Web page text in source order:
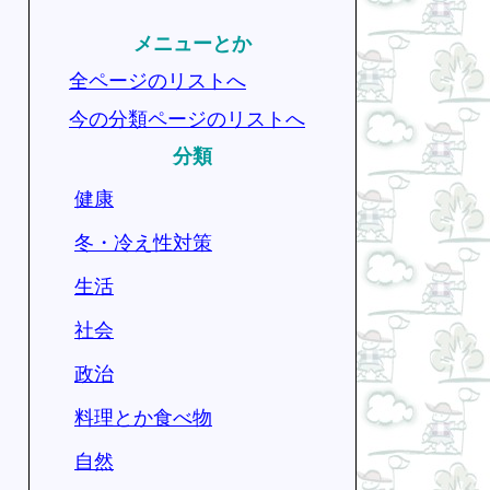
メニューとか
全ページのリストへ
今の分類ページのリストへ
分類
健康
冬・冷え性対策
生活
社会
政治
料理とか食べ物
自然